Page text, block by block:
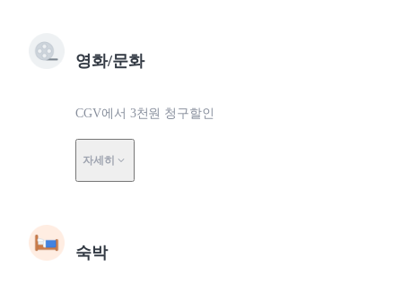
영화/문화
CGV에서 3천원 청구할인
자세히
숙박